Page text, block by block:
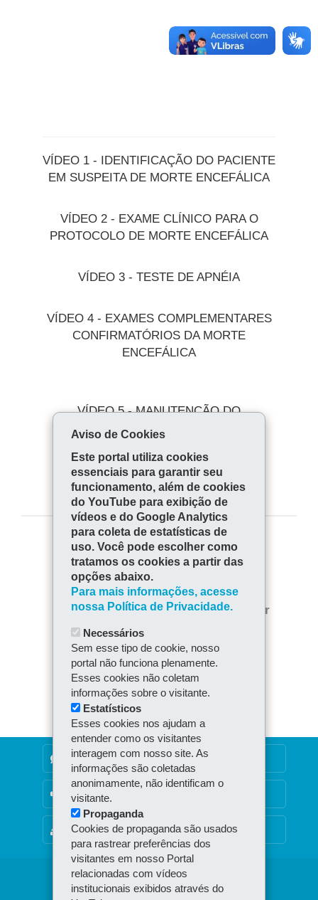
VÍDEO 1 - IDENTIFICAÇÃO DO PACIENTE
EM SUSPEITA DE MORTE ENCEFÁLICA
VÍDEO 2 - EXAME CLÍNICO PARA O
PROTOCOLO DE MORTE ENCEFÁLICA
VÍDEO 3 - TESTE DE APNÉIA
VÍDEO 4 - EXAMES COMPLEMENTARES
CONFIRMATÓRIOS DA MORTE
ENCEFÁLICA
VÍDEO 5 - MANUTENÇÃO DO
POTENCIAL DOADOR
COMPARTILHE:
ce
bo
Tw
ha
ts
Voltar Início
Imprimir
MAPA DO SITE
DENUNCIE CORRUPÇÃO
OUVIDORIA
Navegação
Aviso de Cookies
Este portal utiliza cookies
essenciais para garantir seu
funcionamento, além de cookies
do YouTube para exibição de
vídeos e do Google Analytics
para coleta de estatísticas de
uso. Você pode escolher como
tratamos os cookies a partir das
opções abaixo.
Para mais informações, acesse
nossa Política de Privacidade.
Necessários
Sem esse tipo de cookie, nosso
portal não funciona plenamente.
Esses cookies não coletam
informações sobre o visitante.
Estatísticos
Esses cookies nos ajudam a
entender como os visitantes
interagem com nosso site. As
informações são coletadas
anonimamente, não identificam o
visitante.
Propaganda
Cookies de propaganda são usados
para rastrear preferências dos
visitantes em nosso Portal
relacionadas com vídeos
institucionais exibidos através do